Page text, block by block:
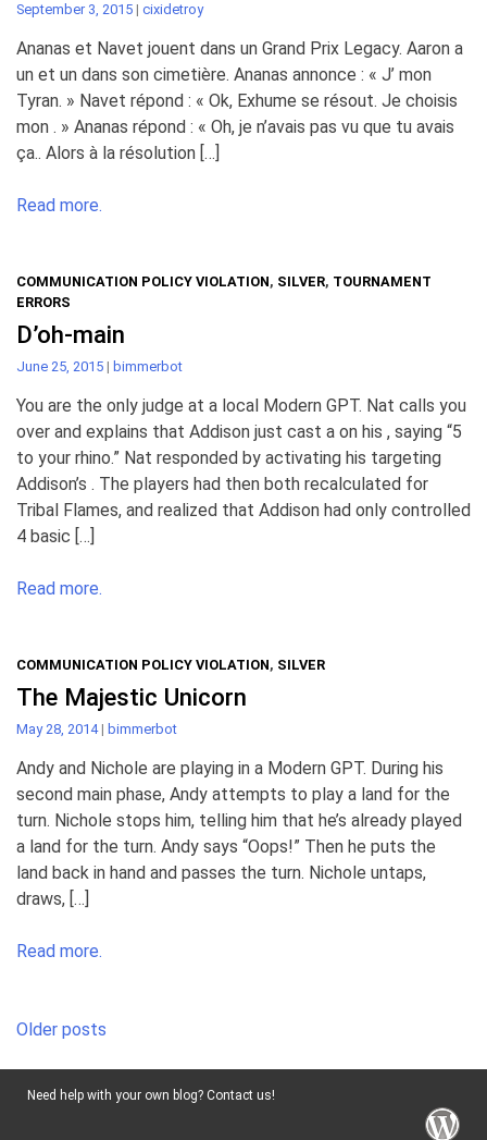
September 3, 2015 | cixidetroy
Ananas et Navet jouent dans un Grand Prix Legacy. Aaron a
un et un dans son cimetière. Ananas annonce : « J’ mon
Tyran. » Navet répond : « Ok, Exhume se résout. Je choisis
mon . » Ananas répond : « Oh, je n’avais pas vu que tu avais
ça.. Alors à la résolution […]
Read more.
COMMUNICATION POLICY VIOLATION, SILVER, TOURNAMENT
ERRORS
D’oh-main
June 25, 2015 | bimmerbot
You are the only judge at a local Modern GPT. Nat calls you
over and explains that Addison just cast a on his , saying “5
to your rhino.” Nat responded by activating his targeting
Addison’s . The players had then both recalculated for
Tribal Flames, and realized that Addison had only controlled
4 basic […]
Read more.
COMMUNICATION POLICY VIOLATION, SILVER
The Majestic Unicorn
May 28, 2014 | bimmerbot
Andy and Nichole are playing in a Modern GPT. During his
second main phase, Andy attempts to play a land for the
turn. Nichole stops him, telling him that he’s already played
a land for the turn. Andy says “Oops!” Then he puts the
land back in hand and passes the turn. Nichole untaps,
draws, […]
Read more.
Posts
Older posts
Need help with your own blog? Contact us!